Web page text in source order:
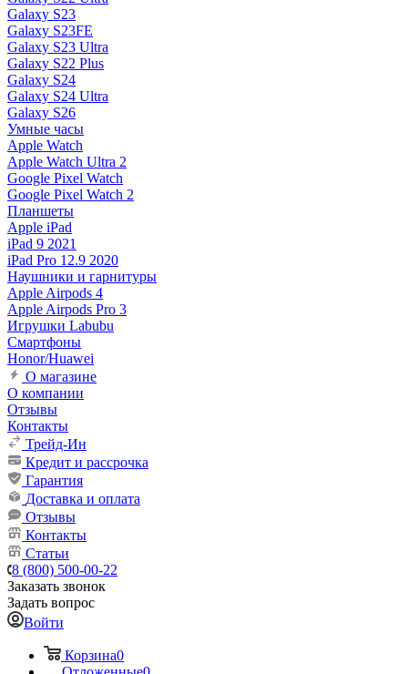
Galaxy S23
Galaxy S23FE
Galaxy S23 Ultra
Galaxy S22 Plus
Galaxy S24
Galaxy S24 Ultra
Galaxy S26
Умные часы
Apple Watch
Apple Watch Ultra 2
Google Pixel Watch
Google Pixel Watch 2
Планшеты
Apple iPad
iPad 9 2021
iPad Pro 12.9 2020
Наушники и гарнитуры
Apple Airpods 4
Apple Airpods Pro 3
Игрушки Labubu
Смартфоны
Honor/Huawei
О магазине
О компании
Отзывы
Контакты
Трейд-Ин
Кредит и рассрочка
Гарантия
Доставка и оплата
Отзывы
Контакты
Статьи
8 (800) 500-00-22
Заказать звонок
Задать вопрос
Войти
Корзина0